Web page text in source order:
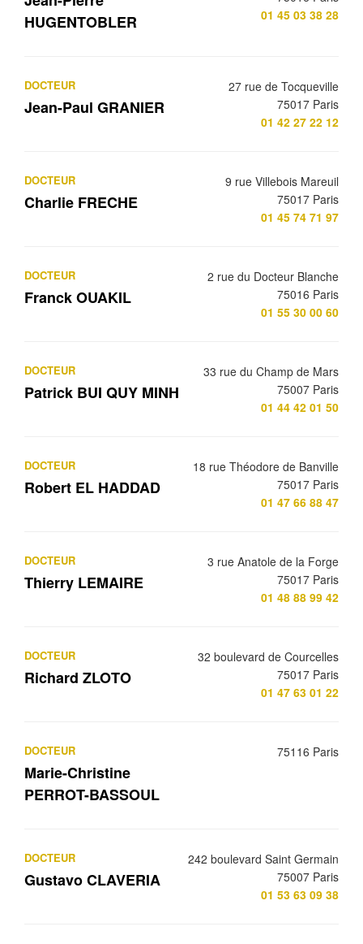
HUGENTOBLER
01 45 03 38 28
DOCTEUR
Jean-Paul GRANIER
27 rue de Tocqueville
75017 Paris
01 42 27 22 12
DOCTEUR
Charlie FRECHE
9 rue Villebois Mareuil
75017 Paris
01 45 74 71 97
DOCTEUR
Franck OUAKIL
2 rue du Docteur Blanche
75016 Paris
01 55 30 00 60
DOCTEUR
Patrick BUI QUY MINH
33 rue du Champ de Mars
75007 Paris
01 44 42 01 50
DOCTEUR
Robert EL HADDAD
18 rue Théodore de Banville
75017 Paris
01 47 66 88 47
DOCTEUR
Thierry LEMAIRE
3 rue Anatole de la Forge
75017 Paris
01 48 88 99 42
DOCTEUR
Richard ZLOTO
32 boulevard de Courcelles
75017 Paris
01 47 63 01 22
DOCTEUR
Marie-Christine
PERROT-BASSOUL
75116 Paris
DOCTEUR
Gustavo CLAVERIA
242 boulevard Saint Germain
75007 Paris
01 53 63 09 38